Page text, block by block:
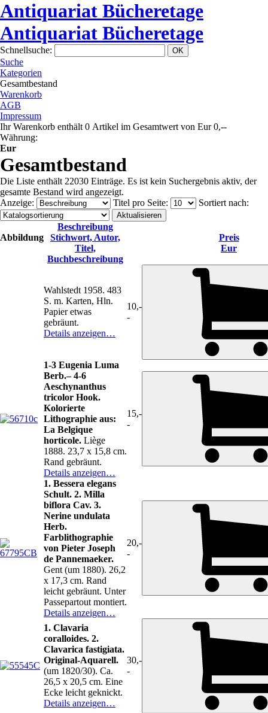
Antiquariat Bücheretage
Antiquariat Bücheretage
Schnellsuche:
Suche
Kategorien
Gesamtbestand
Warenkorb
AGB
Impressum
Ihr Warenkorb enthält 0 Artikel im Gesamtwert von Eur 0,--
Währung:
Eur
Gesamtbestand
Die Liste enthält 22030 Einträge. Es ist kein Suchergebnis aktiv, der
gesamte Bestand wird angezeigt.
Anzeige: Titel pro Seite: Sortiert nach:
Abbildung
Beschreibung
Stichwort, Autor,
Titel,
Buchbeschreibung
Preis
Eur
Wahlstedt 1958. 483
S. m. Karten, Hln.
Papier etwas
gebräunt.
Details anzeigen…
10,-
-
1-3 Eugenia Luma
Berb.– 4-6
Aeschynanthus
tricolor Hook.
Kolorierte
Lithographie aus:
La Belgique
horticole. Liège
1888. 23,7 x 15,8 cm.
Rand gebräunt.
Details anzeigen…
15,-
-
1. Bessera elegans
Schult. 2. Milla
biflora Cav. 3.
Nerine undulata
Herb.
Farblithographie
von Pieter Joseph
de Pannemaeker.
Gent (um 1880). 26,2
x 17,3 cm. Rand
leicht gebräunt. Unter
Passepartout montiert.
Details anzeigen…
20,-
-
1. Clavaria
coralloides. 2.
Clavarica fastigiata.
Original-Aquarell.
(um 1820/30). Ca.
26,5 x 20,5 cm. Eine
Ecke leicht geknickt.
Details anzeigen…
30,-
-